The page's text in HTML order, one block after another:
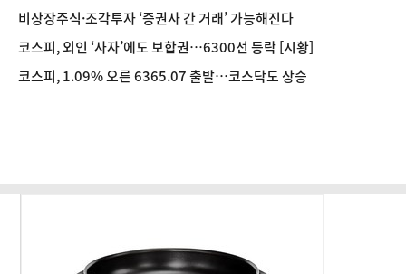
비상장주식·조각투자 ‘증권사 간 거래’ 가능해진다
코스피, 외인 ‘사자’에도 보합권…6300선 등락 [시황]
코스피, 1.09% 오른 6365.07 출발…코스닥도 상승